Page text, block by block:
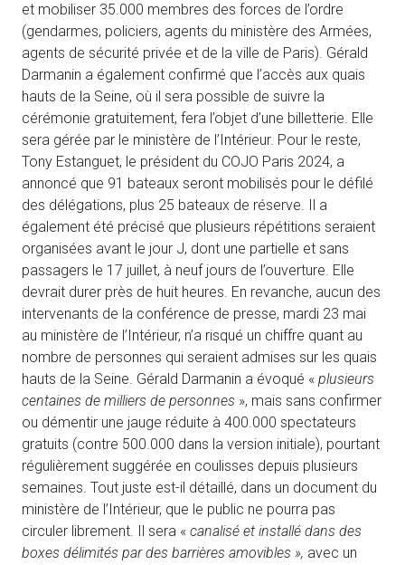
et mobiliser 35.000 membres des forces de l’ordre
(gendarmes, policiers, agents du ministère des Armées,
agents de sécurité privée et de la ville de Paris). Gérald
Darmanin a également confirmé que l’accès aux quais
hauts de la Seine, où il sera possible de suivre la
cérémonie gratuitement, fera l’objet d’une billetterie. Elle
sera gérée par le ministère de l’Intérieur. Pour le reste,
Tony Estanguet, le président du COJO Paris 2024, a
annoncé que 91 bateaux seront mobilisés pour le défilé
des délégations, plus 25 bateaux de réserve. Il a
également été précisé que plusieurs répétitions seraient
organisées avant le jour J, dont une partielle et sans
passagers le 17 juillet, à neuf jours de l’ouverture. Elle
devrait durer près de huit heures. En revanche, aucun des
intervenants de la conférence de presse, mardi 23 mai
au ministère de l’Intérieur, n’a risqué un chiffre quant au
nombre de personnes qui seraient admises sur les quais
hauts de la Seine. Gérald Darmanin a évoqué « plusieurs
centaines de milliers de personnes », mais sans confirmer
ou démentir une jauge réduite à 400.000 spectateurs
gratuits (contre 500.000 dans la version initiale), pourtant
régulièrement suggérée en coulisses depuis plusieurs
semaines. Tout juste est-il détaillé, dans un document du
ministère de l’Intérieur, que le public ne pourra pas
circuler librement. Il sera « canalisé et installé dans des
boxes délimités par des barrières amovibles », avec un